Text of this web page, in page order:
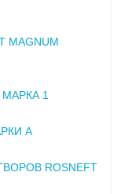
1
А
ROSNEFT